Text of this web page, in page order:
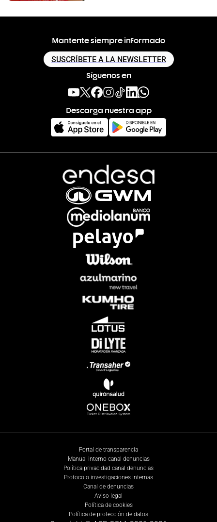
Mantente siempre informado
SUSCRÍBETE A LA NEWSLETTER
Síguenos en
Descarga nuestra app
Portal de transparencia
Manual interno canal denuncias
Política privacidad canal denuncias
Protocolo investigaciones internas
Canal de denuncias
Aviso legal
Política de cookies
Política de protección de datos